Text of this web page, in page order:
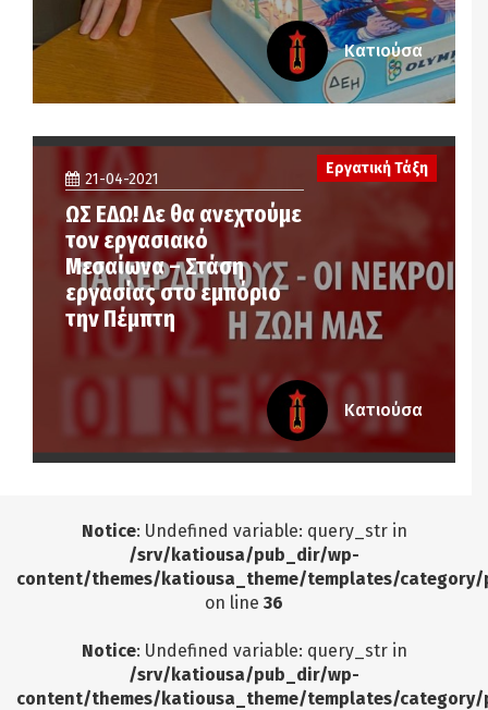
Κατιούσα
21-04-2021
ΩΣ ΕΔΩ! Δε θα ανεχτούμε
τον εργασιακό
Μεσαίωνα – Στάση
εργασίας στο εμπόριο
την Πέμπτη
Εργατική Τάξη
Κατιούσα
Notice: Undefined variable: query_str in
/srv/katiousa/pub_dir/wp-
content/themes/katiousa_theme/templates/
on line 36
Notice: Undefined variable: query_str in
/srv/katiousa/pub_dir/wp-
content/themes/katiousa_theme/templates/